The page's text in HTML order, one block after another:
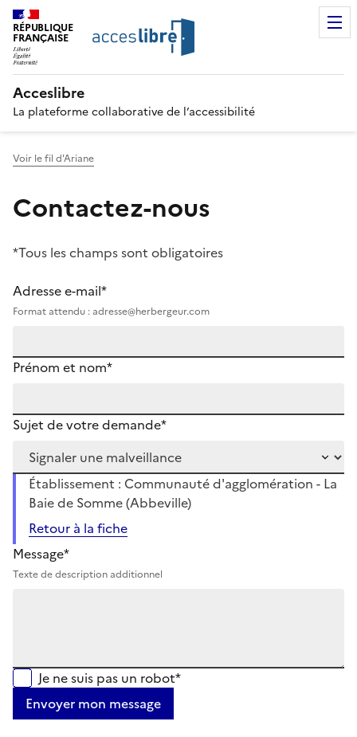
RÉPUBLIQUE
FRANÇAISE
Acceslibre
La plateforme collaborative de l’accessibilité
Voir le fil d'Ariane
Contactez-nous
*Tous les champs sont obligatoires
Adresse e-mail*
Format attendu : adresse@herbergeur.com
Prénom et nom*
Sujet de votre demande*
Établissement : Communauté d'agglomération - La
Baie de Somme (Abbeville)
Retour à la fiche
Message*
Texte de description additionnel
Je ne suis pas un robot*
Envoyer mon message